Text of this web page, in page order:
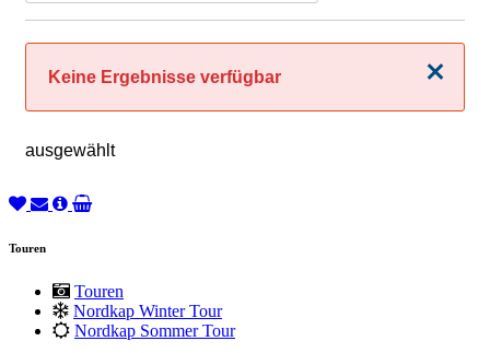
Schließen
Keine Ergebnisse verfügbar
ausgewählt
Touren
Touren
Nordkap Winter Tour
Nordkap Sommer Tour